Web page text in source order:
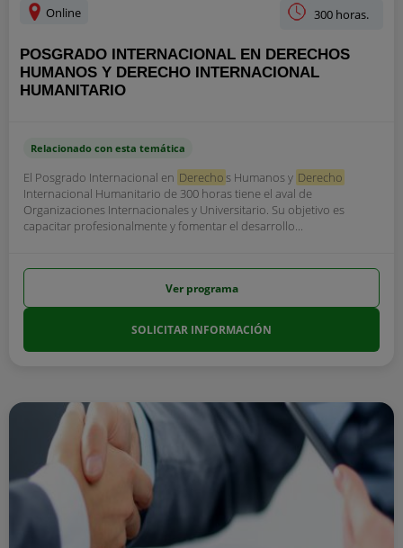
Online 300 horas.
POSGRADO INTERNACIONAL EN DERECHOS
HUMANOS Y DERECHO INTERNACIONAL
HUMANITARIO
Relacionado con esta temática
El Posgrado Internacional en Derechos Humanos y Derecho
Internacional Humanitario de 300 horas tiene el aval de
Organizaciones Internacionales y Universitario. Su objetivo es
capacitar profesionalmente y fomentar el desarrollo...
Ver programa
SOLICITAR INFORMACIÓN